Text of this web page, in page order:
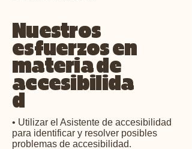
Nuestros
esfuerzos en
materia de
accesibilida
d
• Utilizar el Asistente de accesibilidad
para identificar y resolver posibles
problemas de accesibilidad.